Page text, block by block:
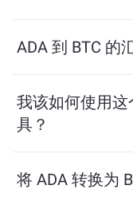
ADA 到 BTC 的
场行情、供需关系
我该如何使用这
具？
可获得的 BTC 数量
将 ADA 转换为